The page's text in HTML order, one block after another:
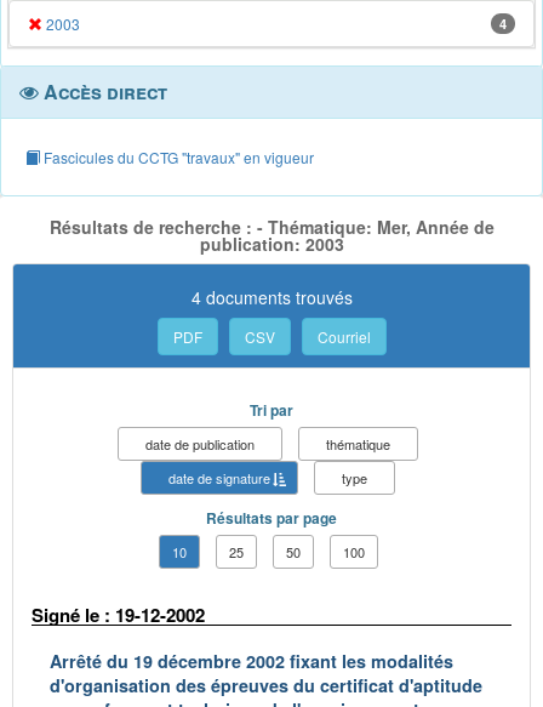
2003 4
Accès direct
Fascicules du CCTG "travaux" en vigueur
Résultats de recherche : - Thématique: Mer, Année de
publication: 2003
4 documents trouvés
PDF CSV Courriel
Tri par
date de publication
thématique
date de signature
type
Résultats par page
10 25 50 100
Signé le : 19-12-2002
Arrêté du 19 décembre 2002 fixant les modalités
d'organisation des épreuves du certificat d'aptitude